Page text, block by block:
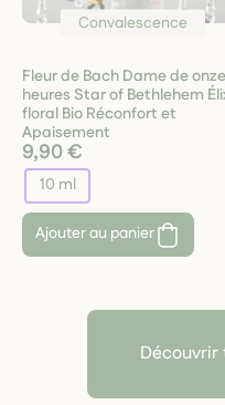
Convalescence
Fleur de Bach Dame de onze
heures Star of Bethlehem
floral Bio Réconfort et
Apaisement
9,90 €
10 ml
Ajouter au panier
Découvrir